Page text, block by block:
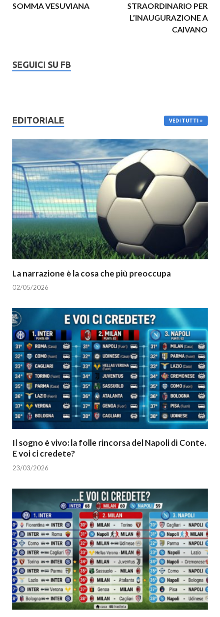
SOMMA VESUVIANA
STRAORDINARIO PER
L’INAUGURAZIONE A
CAIVANO
SEGUICI SU FB
EDITORIALE VEDI TUTTI
La narrazione è la cosa che più preoccupa
02/05/2026
Il sogno è vivo: la folle rincorsa del Napoli di Conte.
E voi ci credete?
23/03/2026